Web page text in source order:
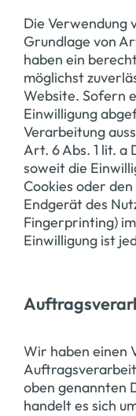
Die Verwendung
Grundlage von
haben ein
möglichst
Website. Sofern
Einwilligung
Verarbeitung
Art. 6 Abs. 1 lit. a
soweit die
Cookies oder
Endgerät des
Fingerprinting)
Einwilligung ist
Wir haben einen
oben genannten
handelt es sich